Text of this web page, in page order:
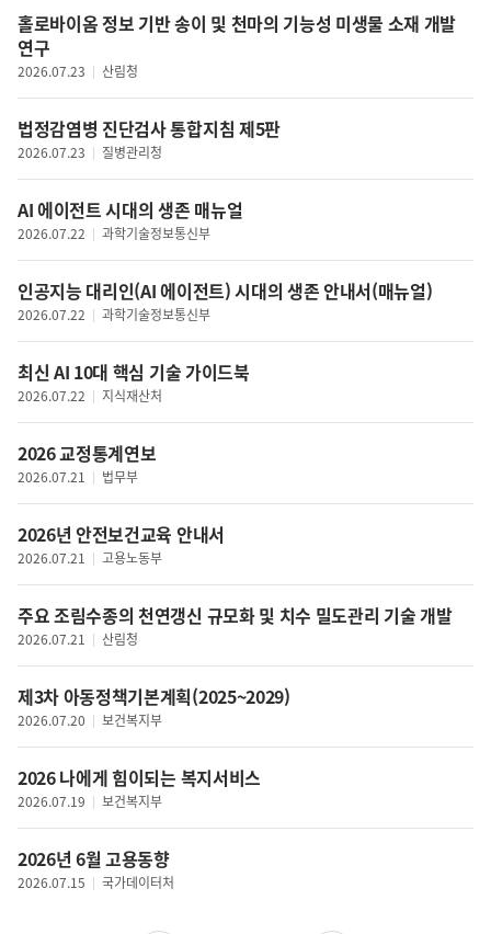
문화콘텐츠
체육
안보
남북관계
과학기술
민원
정부조직
법무
치안
해상안전
보훈
기타(사회일반)
이주노동자
사회보장
국민연금
장애인
가족
아동청소년
보육
홀로바이옴 정보 기반 송이 및 천마의 기능성 미생물 소재 개발
연구
2026.07.23 산림청
법정감염병 진단검사 통합지침 제5판
2026.07.23 질병관리청
AI 에이전트 시대의 생존 매뉴얼
2026.07.22 과학기술정보통신부
인공지능 대리인(AI 에이전트) 시대의 생존 안내서(매뉴얼)
2026.07.22 과학기술정보통신부
최신 AI 10대 핵심 기술 가이드북
2026.07.22 지식재산처
2026 교정통계연보
2026.07.21 법무부
2026년 안전보건교육 안내서
2026.07.21 고용노동부
주요 조림수종의 천연갱신 규모화 및 치수 밀도관리 기술 개발
2026.07.21 산림청
제3차 아동정책기본계획(2025~2029)
2026.07.20 보건복지부
2026 나에게 힘이되는 복지서비스
2026.07.19 보건복지부
2026년 6월 고용동향
2026.07.15 국가데이터처